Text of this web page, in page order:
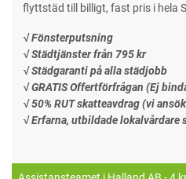
flyttstäd till billigt, fast pris i hela
√ Fönsterputsning
√ Städtjänster från 795 kr
√ Städgaranti på alla städjobb
√ GRATIS Offertförfrågan (Ej
√ 50% RUT skatteavdrag (vi
√ Erfarna, utbildade